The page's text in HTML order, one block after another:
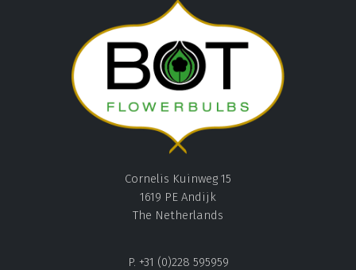
Cornelis Kuinweg 15
1619 PE Andijk
The Netherlands
P. +31 (0)228 595959